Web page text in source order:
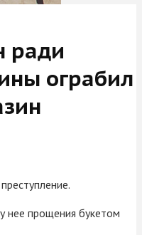
ради
ограбил
нее прощения букетом